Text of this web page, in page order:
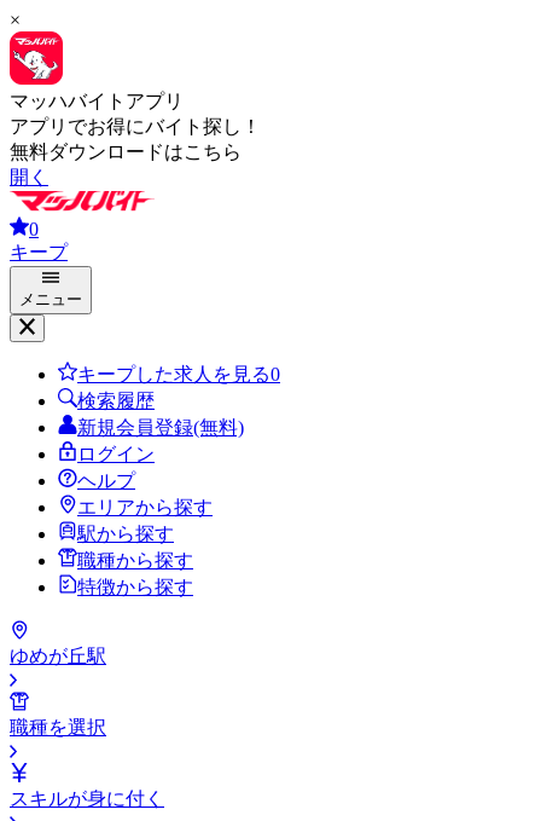
×
マッハバイトアプリ
アプリでお得にバイト探し！
無料ダウンロードはこちら
開く
0
キープ
メニュー
キープした求人を見る0
検索履歴
新規会員登録(無料)
ログイン
ヘルプ
エリアから探す
駅から探す
職種から探す
特徴から探す
ゆめが丘駅
職種を選択
スキルが身に付く